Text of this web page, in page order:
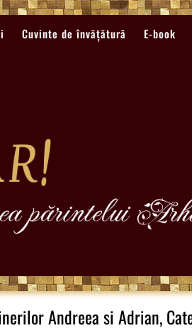
Cuvinte de învățătură E-book
Andreea si Adrian,